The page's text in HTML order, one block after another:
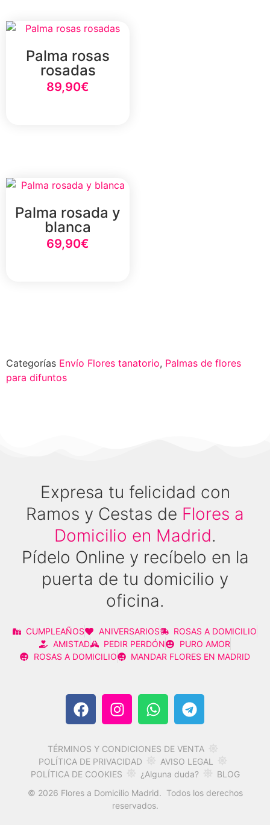
Palma rosas
rosadas
89,90€
Palma rosada y
blanca
69,90€
Categorías Envío Flores tanatorio, Palmas de flores
para difuntos
Expresa tu felicidad con
Ramos y Cestas de Flores a
Domicilio en Madrid.
Pídelo Online y recíbelo en la
puerta de tu domicilio y
oficina.
CUMPLEAÑOS ANIVERSARIOS
ROSAS A DOMICILIO
AMISTAD
PEDIR PERDÓN
PURO AMOR
ROSAS A DOMICILIO
MANDAR FLORES EN MADRID
TÉRMINOS Y CONDICIONES DE VENTA
POLÍTICA DE PRIVACIDAD
AVISO LEGAL
POLÍTICA DE COOKIES
¿Alguna duda?
BLOG
© 2026 Flores a Domicilio Madrid. Todos los derechos
reservados.